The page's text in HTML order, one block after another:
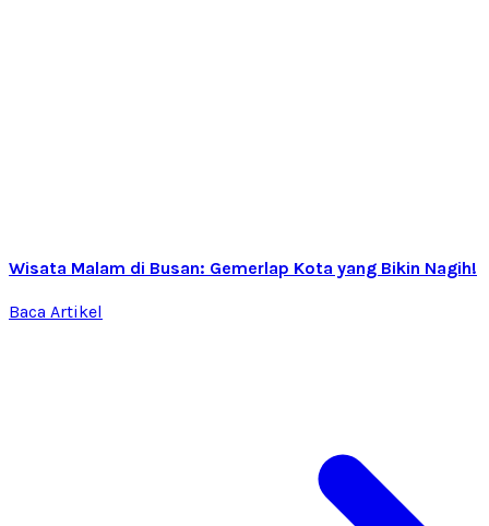
Wisata Malam di Busan: Gemerlap Kota yang Bikin Nagih!
Baca Artikel